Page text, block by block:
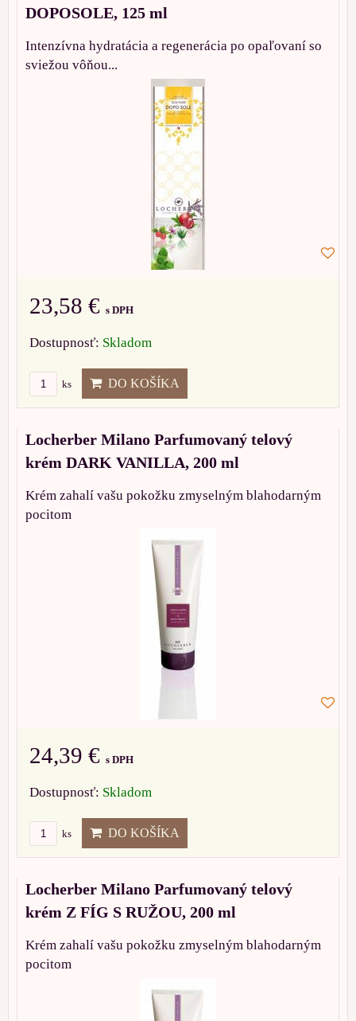
DOPOSOLE, 125 ml
Intenzívna hydratácia a regenerácia po opaľovaní so
sviežou vôňou...
23,58 € s DPH
Dostupnosť: Skladom
ks DO KOŠÍKA
Locherber Milano Parfumovaný telový
krém DARK VANILLA, 200 ml
Krém zahalí vašu pokožku zmyselným blahodarným
pocitom
24,39 € s DPH
Dostupnosť: Skladom
ks DO KOŠÍKA
Locherber Milano Parfumovaný telový
krém Z FÍG S RUŽOU, 200 ml
Krém zahalí vašu pokožku zmyselným blahodarným
pocitom